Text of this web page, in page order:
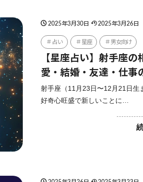
2025年3月30日 2025年3月26日
占い 星座 男女向け
【星座占い】射手座
愛・結婚・友達・仕事
射手座（11月23日〜12月21日生
好奇心旺盛で新しいことに…